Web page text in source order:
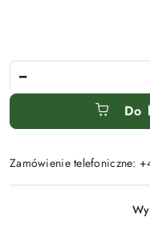
Do
Zamówienie telefoniczne: